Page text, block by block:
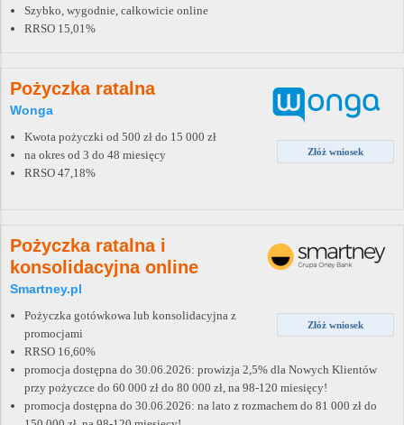
Szybko, wygodnie, całkowicie online
RRSO 15,01%
Pożyczka ratalna
Wonga
Złóż wniosek
Kwota pożyczki od 500 zł do 15 000 zł
na okres od 3 do 48 miesięcy
RRSO 47,18%
Pożyczka ratalna i
konsolidacyjna online
Smartney.pl
Złóż wniosek
Pożyczka gotówkowa lub konsolidacyjna z
promocjami
RRSO 16,60%
promocja dostępna do 30.06.2026: prowizja 2,5% dla Nowych Klientów
przy pożyczce do 60 000 zł do 80 000 zł, na 98-120 miesięcy!
promocja dostępna do 30.06.2026: na lato z rozmachem do 81 000 zł do